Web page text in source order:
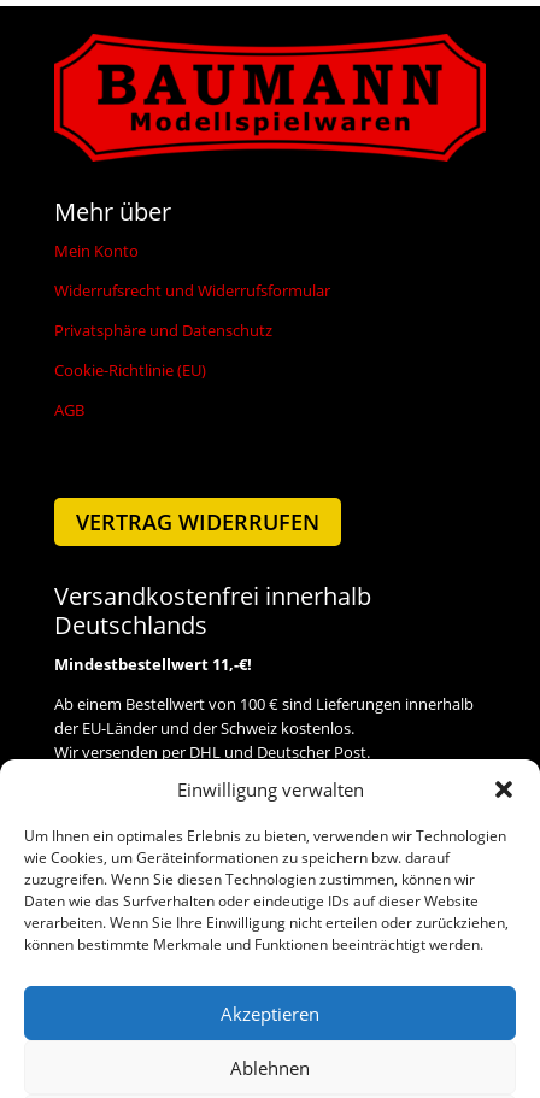
Einwilligung verwalten
Um Ihnen ein optimales Erlebnis zu bieten, verwenden wir Technologien
wie Cookies, um Geräteinformationen zu speichern bzw. darauf
zuzugreifen. Wenn Sie diesen Technologien zustimmen, können wir
Daten wie das Surfverhalten oder eindeutige IDs auf dieser Website
verarbeiten. Wenn Sie Ihre Einwilligung nicht erteilen oder zurückziehen,
können bestimmte Merkmale und Funktionen beeinträchtigt werden.
Akzeptieren
Ablehnen
Mehr über
Mein Konto
Widerrufsrecht und Widerrufsformular
Privatsphäre und Datenschutz
Cookie-Richtlinie (EU)
AGB
VERTRAG WIDERRUFEN
Versandkostenfrei innerhalb
Deutschlands
Mindestbestellwert 11,-€!
Ab einem Bestellwert von 100 € sind Lieferungen innerhalb
der EU-Länder und der Schweiz kostenlos.
Wir versenden per DHL und Deutscher Post.
Versand
Zahlung
Baumann Modellspielwaren
Telefon (0 91 61) 33 84